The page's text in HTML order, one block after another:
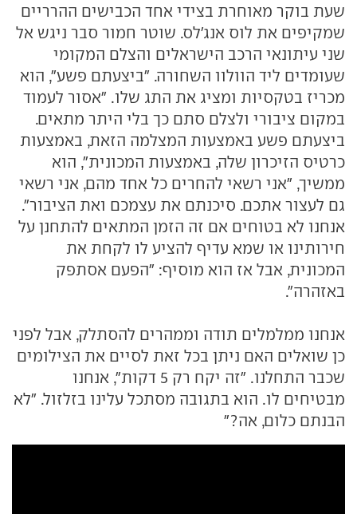
שעת בוקר מאוחרת בצידי אחד הכבישים ההרריים
שמקיפים את לוס אנג'לס. שוטר חמור סבר ניגש אל
שני עיתונאי הרכב הישראלים והצלם המקומי
שעומדים ליד הוולוו השחורה. "ביצעתם פשע", הוא
מכריז בטקסיות ומציג את התג שלו. "אסור לעמוד
במקום ציבורי ולצלם סתם כך בלי היתר מתאים.
ביצעתם פשע באמצעות המצלמה הזאת, באמצעות
כרטיס הזיכרון שלה, באמצעות המכונית", הוא
ממשיך, "אני רשאי להחרים כל אחד מהם, אני רשאי
גם לעצור אתכם. סיכנתם את עצמכם ואת הציבור".
אנחנו לא בטוחים אם זה הזמן המתאים להתחנן על
חירותינו או שמא עדיף להציע לו לקחת את
המכונית, אבל אז הוא מוסיף: "הפעם אסתפק
באזהרה".
אנחנו ממלמלים תודה וממהרים להסתלק, אבל לפני
כן שואלים האם ניתן בכל זאת לסיים את הצילומים
שכבר התחלנו. "זה יקח רק 5 דקות", אנחנו
מבטיחים לו. הוא בתגובה מסתכל עלינו בזלזול. "לא
הבנתם כלום, אה?"